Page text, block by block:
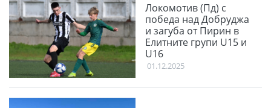
Локомотив (Пд) с
победа над Добруджа
и загуба от Пирин в
Елитните групи U15 и
U16
01.12.2025